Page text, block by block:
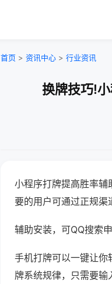
首页 > 资讯中心 > 行业资讯
换牌技巧!
小程序打牌提高胜率辅
要的用户可通过正规渠
辅助安装，可QQ搜索
手机打牌可以一键让你
牌系统规律，只需要